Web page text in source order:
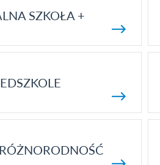
SZKOŁA +